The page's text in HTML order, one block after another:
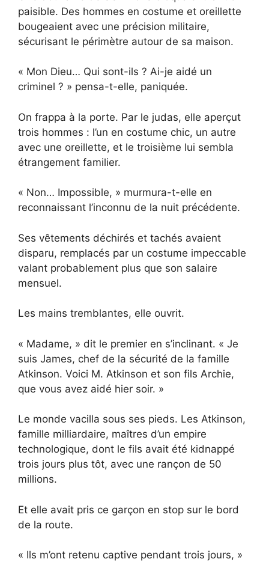
paisible. Des hommes en costume et oreillette
bougeaient avec une précision militaire,
sécurisant le périmètre autour de sa maison.
« Mon Dieu… Qui sont-ils ? Ai-je aidé un
criminel ? » pensa-t-elle, paniquée.
On frappa à la porte. Par le judas, elle aperçut
trois hommes : l’un en costume chic, un autre
avec une oreillette, et le troisième lui sembla
étrangement familier.
« Non… Impossible, » murmura-t-elle en
reconnaissant l’inconnu de la nuit précédente.
Ses vêtements déchirés et tachés avaient
disparu, remplacés par un costume impeccable
valant probablement plus que son salaire
mensuel.
Les mains tremblantes, elle ouvrit.
« Madame, » dit le premier en s’inclinant. « Je
suis James, chef de la sécurité de la famille
Atkinson. Voici M. Atkinson et son fils Archie,
que vous avez aidé hier soir. »
Le monde vacilla sous ses pieds. Les Atkinson,
famille milliardaire, maîtres d’un empire
technologique, dont le fils avait été kidnappé
trois jours plus tôt, avec une rançon de 50
millions.
Et elle avait pris ce garçon en stop sur le bord
de la route.
« Ils m’ont retenu captive pendant trois jours, »